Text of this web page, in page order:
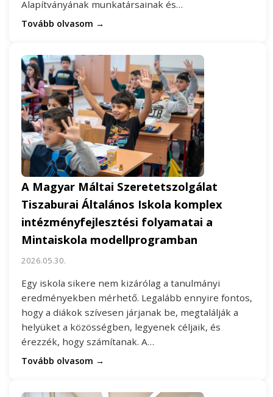
Alapítványának munkatársainak és…
Tovább olvasom →
A Magyar Máltai Szeretetszolgálat
Tiszaburai Általános Iskola komplex
intézményfejlesztési folyamatai a
Mintaiskola modellprogramban
2026.05.30.
Egy iskola sikere nem kizárólag a tanulmányi
eredményekben mérhető. Legalább ennyire fontos,
hogy a diákok szívesen járjanak be, megtalálják a
helyüket a közösségben, legyenek céljaik, és
érezzék, hogy számítanak. A…
Tovább olvasom →